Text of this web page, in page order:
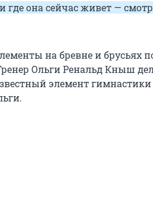
где она сейчас живет —
на бревне и брусьях
Ольги Ренальд Кныш
элемент гимнастики